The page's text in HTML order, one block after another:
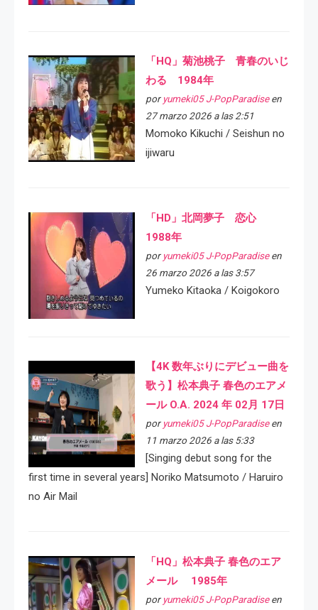
「HQ」菊池桃子 青春のいじ
わる 1984年
por yumeki05 J-PopParadiseen
27 marzo 2026 a las 2:51
Momoko Kikuchi / Seishun no
ijiwaru
「HD」北岡夢子 恋心
1988年
por yumeki05 J-PopParadiseen
26 marzo 2026 a las 3:57
Yumeko Kitaoka / Koigokoro
【4K 数年ぶりにデビュー曲を
歌う】松本典子 春色のエアメ
ール O.A. 2024 年 02月 17日
por yumeki05 J-PopParadiseen
11 marzo 2026 a las 5:33
[Singing debut song for the
first time in several years] Noriko Matsumoto / Haruiro
no Air Mail
「HQ」松本典子 春色のエア
メール 1985年
por yumeki05 J-PopParadiseen